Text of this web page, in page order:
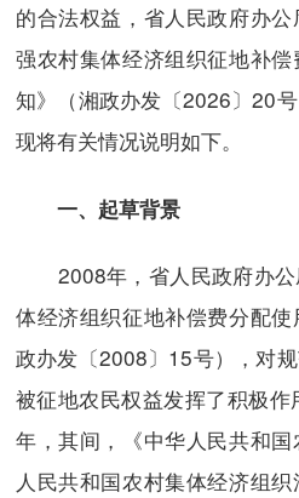
的合法权益，省人民政府办
强农村集体经济组织征地补
知》（湘政办发〔2026〕20号
现将有关情况说明如下。
一、起草背景
2008年，省人民政府办公
体经济组织征地补偿费分配
政办发〔2008〕15号），对
被征地农民权益发挥了积极
年，其间，《中华人民共和
人民共和国农村集体经济组